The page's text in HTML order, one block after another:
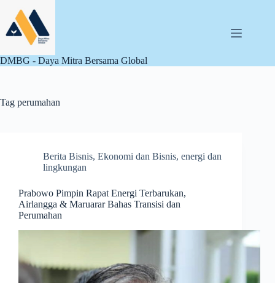
content
DMBG - Daya Mitra Bersama Global
Tag perumahan
Berita Bisnis, Ekonomi dan Bisnis, energi dan
lingkungan
Prabowo Pimpin Rapat Energi Terbarukan,
Airlangga & Maruarar Bahas Transisi dan
Perumahan